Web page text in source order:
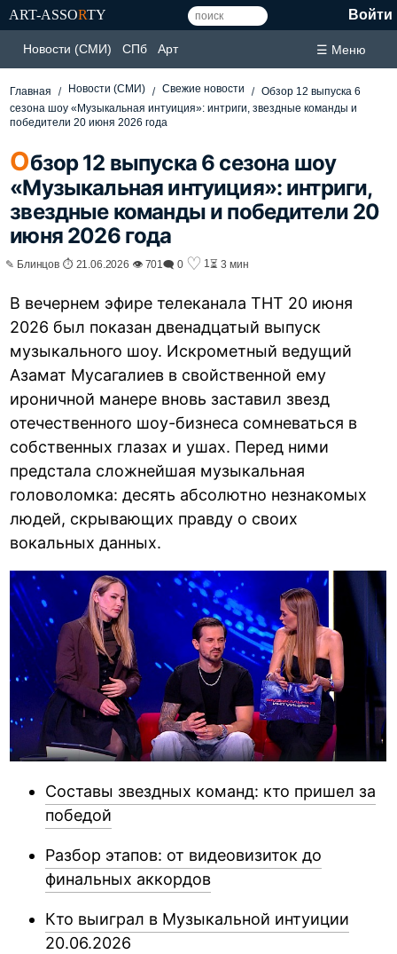
ART-ASSORTY Войти
Новости (СМИ) СПб Арт ☰ Меню
Главная Новости (СМИ) Свежие новости
Обзор 12 выпуска 6
сезона шоу «Музыкальная интуиция»: интриги, звездные команды и
победители 20 июня 2026 года
Обзор 12 выпуска 6 сезона шоу
«Музыкальная интуиция»: интриги,
звездные команды и победители 20
июня 2026 года
✎ Блинцов ⏱ 21.06.2026 👁 701🗨 0 ♡ 1⏳ 3 мин
В вечернем эфире телеканала ТНТ 20 июня
2026 был показан двенадцатый выпуск
музыкального шоу. Искрометный ведущий
Азамат Мусагалиев в свойственной ему
ироничной манере вновь заставил звезд
отечественного шоу-бизнеса сомневаться в
собственных глазах и ушах. Перед ними
предстала сложнейшая музыкальная
головоломка: десять абсолютно незнакомых
людей, скрывающих правду о своих
вокальных данных.
Составы звездных команд: кто пришел за
победой
Разбор этапов: от видеовизиток до
финальных аккордов
Кто выиграл в Музыкальной интуиции
20.06.2026